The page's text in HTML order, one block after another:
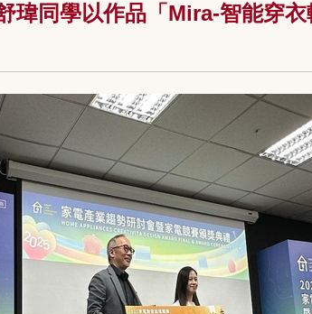
瑋同學以作品「Mira-智能穿